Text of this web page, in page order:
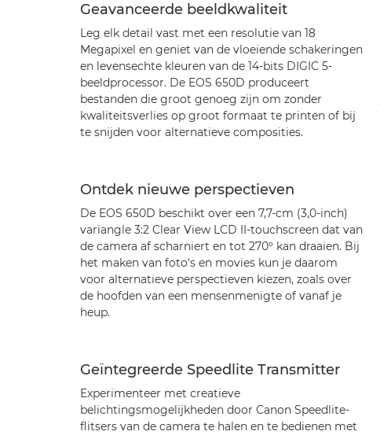
Geavanceerde beeldkwaliteit
Leg elk detail vast met een resolutie van 18
Megapixel en geniet van de vloeiende schakeringen
en levensechte kleuren van de 14-bits DIGIC 5-
beeldprocessor. De EOS 650D produceert
bestanden die groot genoeg zijn om zonder
kwaliteitsverlies op groot formaat te printen of bij
te snijden voor alternatieve composities.
Ontdek nieuwe perspectieven
De EOS 650D beschikt over een 7,7-cm (3,0-inch)
variangle 3:2 Clear View LCD II-touchscreen dat van
de camera af scharniert en tot 270º kan draaien. Bij
het maken van foto's en movies kun je daarom
voor alternatieve perspectieven kiezen, zoals over
de hoofden van een mensenmenigte of vanaf je
heup.
Geïntegreerde Speedlite Transmitter
Experimenteer met creatieve
belichtingsmogelijkheden door Canon Speedlite-
flitsers van de camera te halen en te bedienen met